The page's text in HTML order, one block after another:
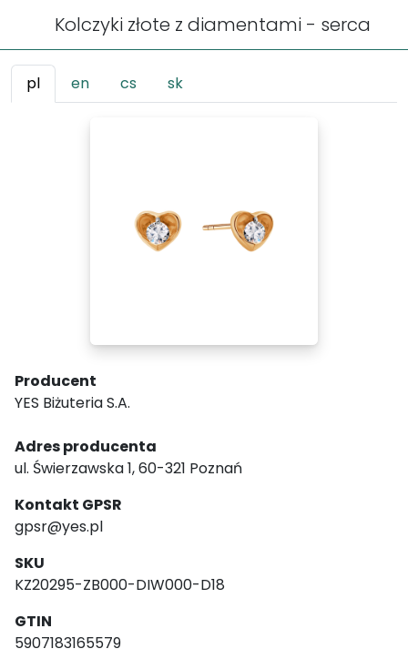
Kolczyki złote z diamentami - serca
pl en cs sk
Producent
YES Biżuteria S.A.
Adres producenta
ul. Świerzawska 1, 60-321 Poznań
Kontakt GPSR
gpsr@yes.pl
SKU
KZ20295-ZB000-DIW000-D18
GTIN
5907183165579